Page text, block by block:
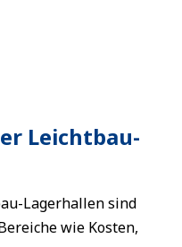
Leichtbau-
Lagerhallen sind
wie Kosten,